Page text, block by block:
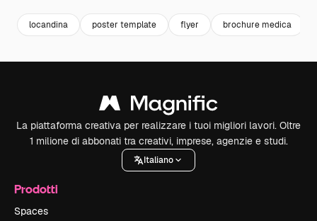
locandina poster template flyer brochure medica
La piattaforma creativa per realizzare i tuoi migliori lavori. Oltre
1 milione di abbonati tra creativi, imprese, agenzie e studi.
Italiano
Prodotti
Spaces